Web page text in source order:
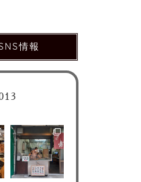
情報